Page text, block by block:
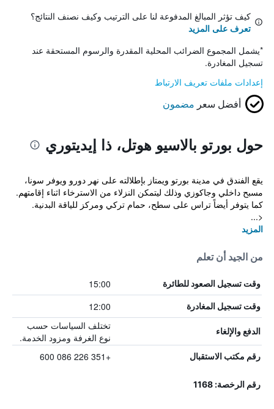
كيف تؤثر المبالغ المدفوعة لنا على الترتيب وكيف نصنف النتائج؟
تعرف على المزيد
*يشمل المجموع الضرائب المحلية المقدرة والرسوم المستحقة عند
تسجيل المغادرة.
إعدادات ملفات تعريف الارتباط
أفضل سعر مضمون
حول بورتو بالاسيو هوتل، ذا إيديتوري
يقع الفندق في مدينة بورتو ويمتاز بإطلالته على نهر دورو ويوفر سونا،
مسبح داخلي وجاكوزي وذلك ليتمكن النزلاء من الاسترخاء اثناء إقامتهم.
كما يتوفر أيضاً تراس على سطح، حمام تركي ومركز للياقة البدنية.
<...
المزيد
من الجيد أن تعلم
وقت تسجيل الصعود للطائرة 15:00
وقت تسجيل المغادرة 12:00
الدفع والإلغاء
تختلف السياسات حسب
نوع الغرفة ومزود الخدمة.
رقم مكتب الاستقبال +351 226 086 600
رقم الرخصة: 1168